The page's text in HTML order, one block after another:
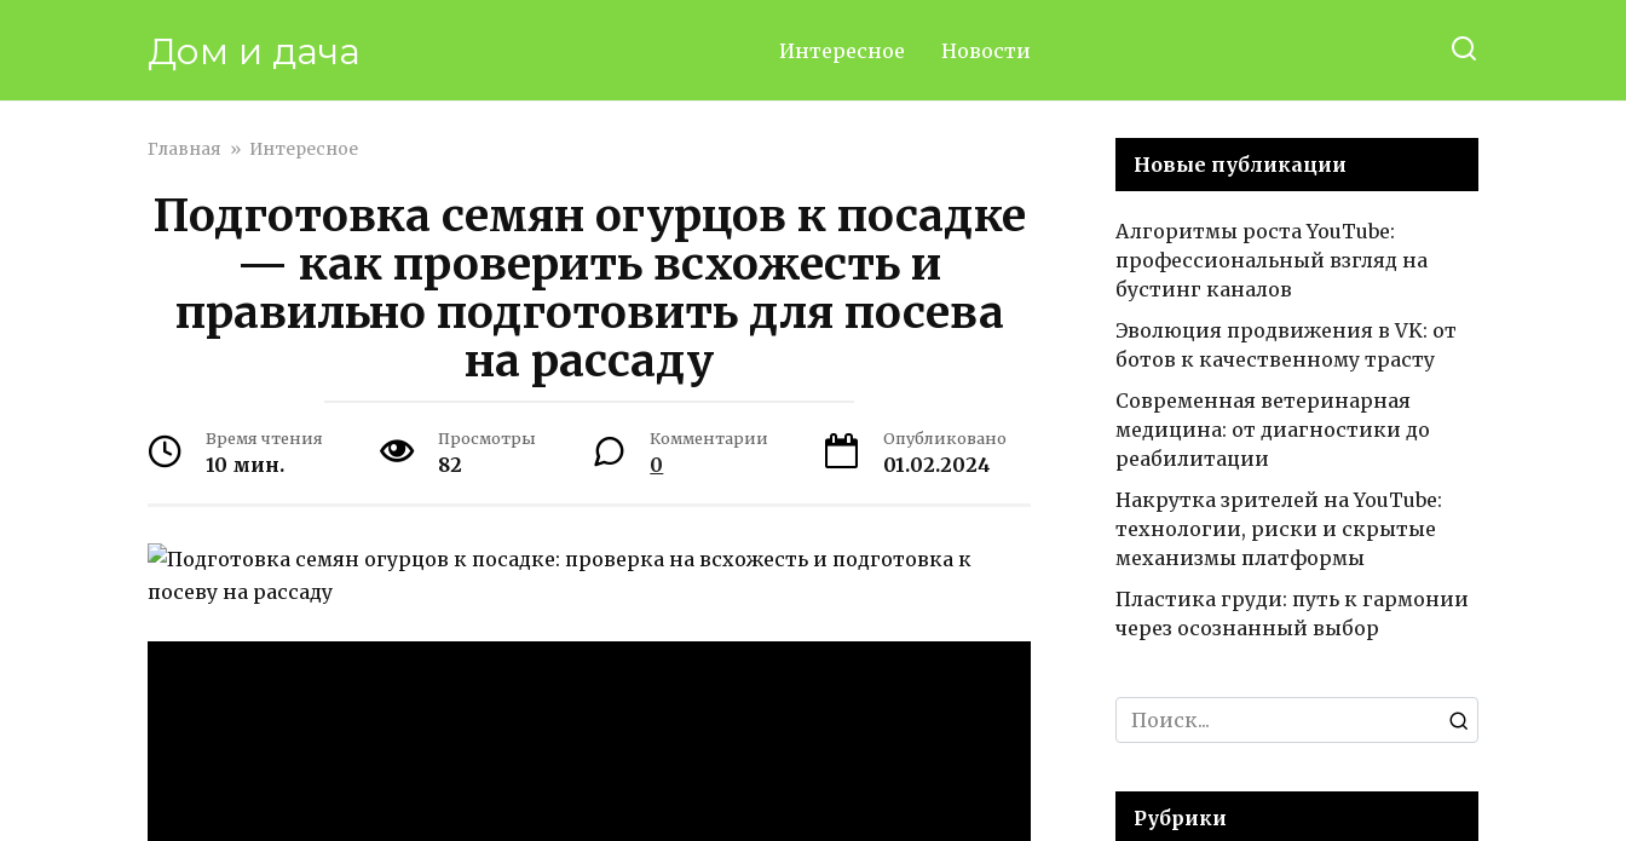
Дом и дача Интересное Новости
Главная » Интересное
Подготовка семян огурцов к посадке
— как проверить всхожесть и
правильно подготовить для посева
на рассаду
Время чтения
10 мин.
Просмотры
82
Комментарии
0
Опубликовано
01.02.2024
Новые публикации
Алгоритмы роста YouTube:
профессиональный взгляд на
бустинг каналов
Эволюция продвижения в VK: от
ботов к качественному трасту
Современная ветеринарная
медицина: от диагностики до
реабилитации
Накрутка зрителей на YouTube:
технологии, риски и скрытые
механизмы платформы
Пластика груди: путь к гармонии
через осознанный выбор
Search
for:
Рубрики